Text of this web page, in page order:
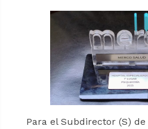
Para el Subdirector (S)